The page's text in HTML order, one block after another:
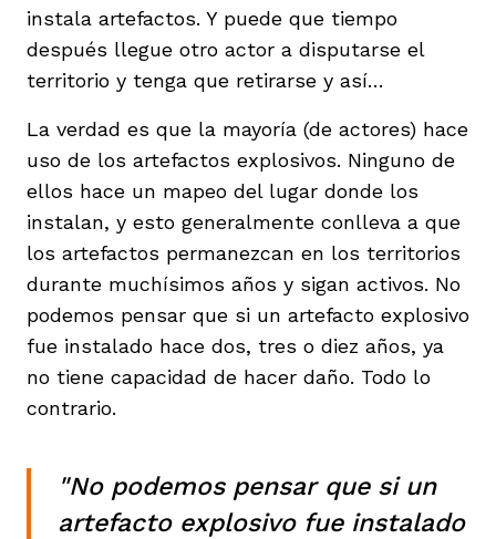
instala artefactos. Y puede que tiempo
después llegue otro actor a disputarse el
territorio y tenga que retirarse y así…
La verdad es que la mayoría (de actores) hace
uso de los artefactos explosivos. Ninguno de
ellos hace un mapeo del lugar donde los
instalan, y esto generalmente conlleva a que
los artefactos permanezcan en los territorios
durante muchísimos años y sigan activos. No
podemos pensar que si un artefacto explosivo
fue instalado hace dos, tres o diez años, ya
no tiene capacidad de hacer daño. Todo lo
contrario.
"No podemos pensar que si un
artefacto explosivo fue instalado